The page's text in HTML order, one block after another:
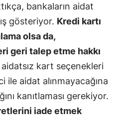
bankaların aidat
gösteriyor. Kredi kartı
olsa da,
geri talep etme hakkı
aidatsız kart seçenekleri
ile aidat alınmayacağına
kanıtlaması gerekiyor.
iade etmek